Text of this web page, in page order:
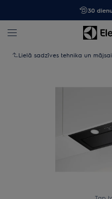
30
Lielā sadzīves tehnika un